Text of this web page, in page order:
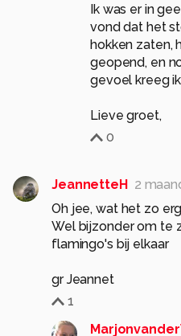
Ik was er in
vond dat het
hokken zaten,
geopend, en
gevoel kreeg
Lieve groet,
0
JeannetteH 2
Oh jee, wat het zo
Wel bijzonder om te
flamingo's bij elkaar
gr Jeannet
1